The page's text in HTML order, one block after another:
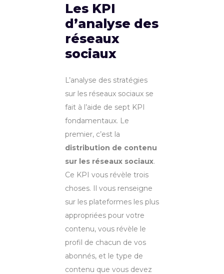
Les KPI
d’analyse des
réseaux
sociaux
L’analyse des stratégies
sur les réseaux sociaux se
fait à l’aide de sept KPI
fondamentaux. Le
premier, c’est la
distribution de contenu
sur les réseaux sociaux.
Ce KPI vous révèle trois
choses. Il vous renseigne
sur les plateformes les plus
appropriées pour votre
contenu, vous révèle le
profil de chacun de vos
abonnés, et le type de
contenu que vous devez